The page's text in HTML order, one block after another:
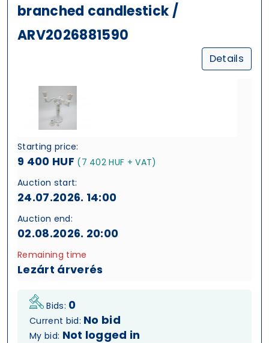
branched candlestick /
ARV2026881590
Details
Starting price:
9 400 HUF (7 402 HUF + VAT)
Auction start:
24.07.2026. 14:00
Auction end:
02.08.2026. 20:00
Remaining time
Lezárt árverés
Bids: 0
Current bid: No bid
My bid: Not logged in